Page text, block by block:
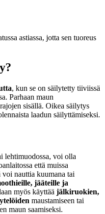
astiassa, jotta sen tuoreus
, kun se on säilytetty tiiviissä
Parhaan maun
sisällä. Oikea säilytys
laadun säilyttämiseksi.
lehtimuodossa, voi olla
että muissa
nauttia kuumana tai
jääteille ja
myös käyttää jälkiruokien,
maustamiseen tai
maun saamiseksi.